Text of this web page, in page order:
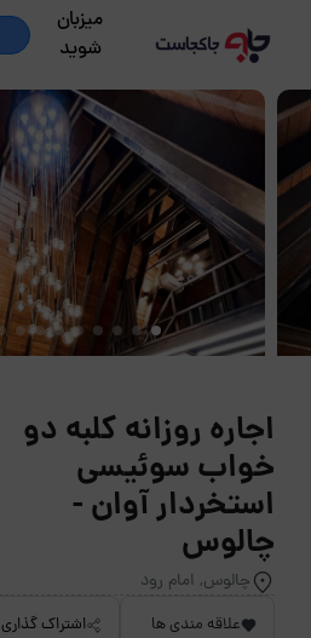
میزبان
شوید
اجاره روزانه کلبه دو
خواب سوئیسی
استخردار آوان -
چالوس
چالوس, امام رود
علاقه مندی ها اشتراک گذاری